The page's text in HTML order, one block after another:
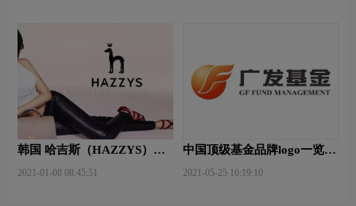
韩国 哈吉斯（HAZZYS）品
2021-01-08 08:45:51
中国顶级基金品牌logo一览：
2021-05-25 16:19:10